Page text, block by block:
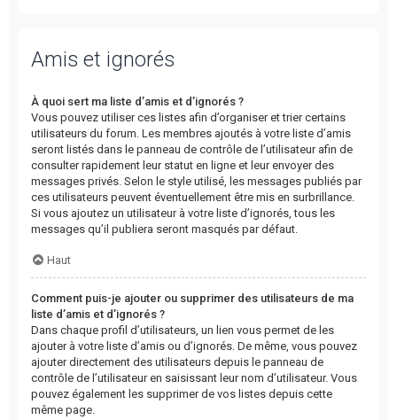
Amis et ignorés
À quoi sert ma liste d’amis et d’ignorés ?
Vous pouvez utiliser ces listes afin d’organiser et trier certains
utilisateurs du forum. Les membres ajoutés à votre liste d’amis
seront listés dans le panneau de contrôle de l’utilisateur afin de
consulter rapidement leur statut en ligne et leur envoyer des
messages privés. Selon le style utilisé, les messages publiés par
ces utilisateurs peuvent éventuellement être mis en surbrillance.
Si vous ajoutez un utilisateur à votre liste d’ignorés, tous les
messages qu’il publiera seront masqués par défaut.
Haut
Comment puis-je ajouter ou supprimer des utilisateurs de ma
liste d’amis et d’ignorés ?
Dans chaque profil d’utilisateurs, un lien vous permet de les
ajouter à votre liste d’amis ou d’ignorés. De même, vous pouvez
ajouter directement des utilisateurs depuis le panneau de
contrôle de l’utilisateur en saisissant leur nom d’utilisateur. Vous
pouvez également les supprimer de vos listes depuis cette
même page.